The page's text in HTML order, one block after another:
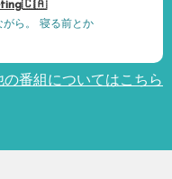
がら。 寝る前とか
の番組についてはこちら